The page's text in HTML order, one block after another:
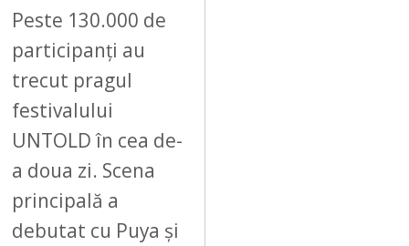
Peste 130.000 de
participanți au
trecut pragul
festivalului
UNTOLD în cea de-
a doua zi. Scena
principală a
debutat cu Puya și